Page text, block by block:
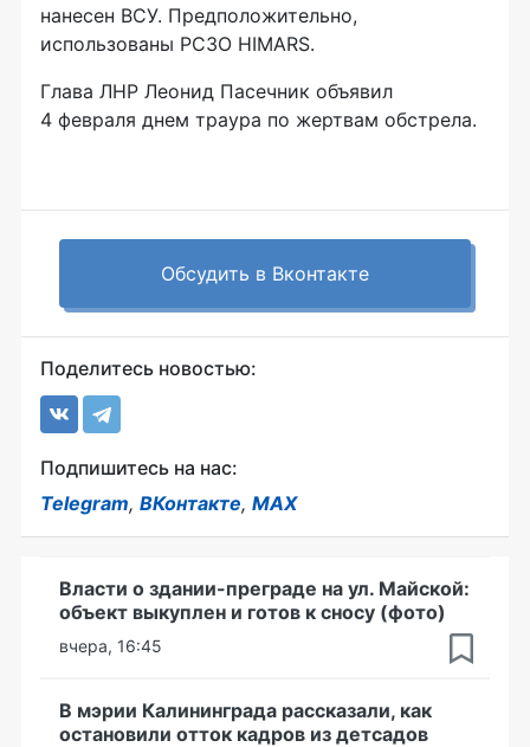
нанесен ВСУ. Предположительно,
использованы РСЗО HIMARS.
Глава ЛНР Леонид Пасечник объявил
4 февраля днем траура по жертвам обстрела.
Обсудить в Вконтакте
Поделитесь новостью:
Подпишитесь на нас:
Telegram, ВКонтакте, MAX
Власти о здании-преграде на ул. Майской:
объект выкуплен и готов к сносу (фото)
вчера, 16:45
В мэрии Калининграда рассказали, как
остановили отток кадров из детсадов